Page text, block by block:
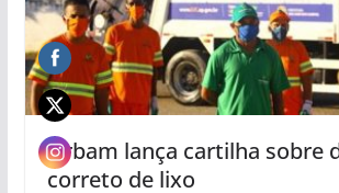
Urbam lança cartilha sobre
correto de lixo